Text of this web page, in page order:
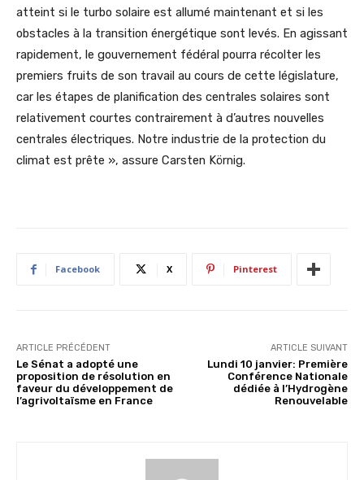
atteint si le turbo solaire est allumé maintenant et si les
obstacles à la transition énergétique sont levés. En agissant
rapidement, le gouvernement fédéral pourra récolter les
premiers fruits de son travail au cours de cette législature,
car les étapes de planification des centrales solaires sont
relativement courtes contrairement à d’autres nouvelles
centrales électriques. Notre industrie de la protection du
climat est prête », assure Carsten Körnig.
Facebook X Pinterest
ARTICLE PRÉCÉDENT
Le Sénat a adopté une
proposition de résolution en
faveur du développement de
l’agrivoltaïsme en France
ARTICLE SUIVANT
Lundi 10 janvier: Première
Conférence Nationale
dédiée à l’Hydrogène
Renouvelable